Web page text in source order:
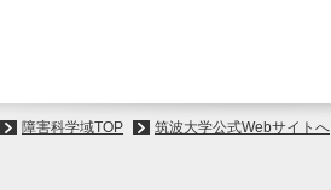
障害科学域TOP 筑波大学公式Webサイトへ